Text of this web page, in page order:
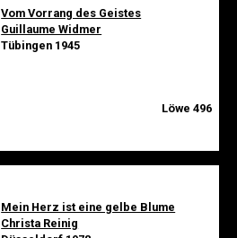
Vom Vorrang des Geistes
Guillaume Widmer
Tübingen 1945
Löwe 496
Mein Herz ist eine gelbe Blume
Christa Reinig